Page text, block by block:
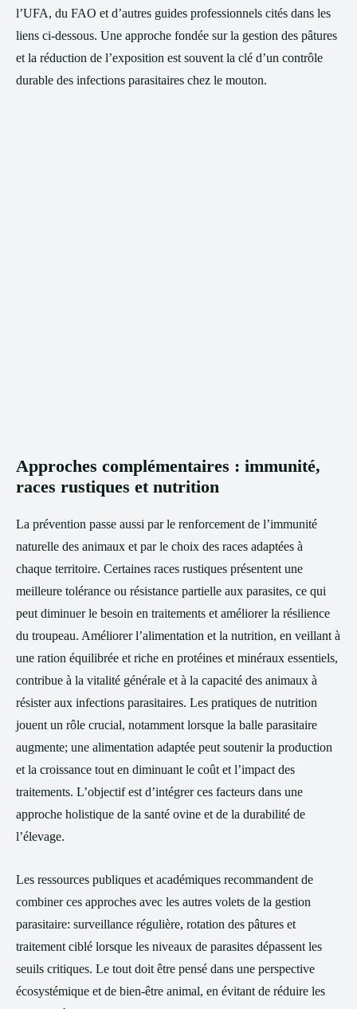
l’UFA, du FAO et d’autres guides professionnels cités dans les
liens ci-dessous. Une approche fondée sur la gestion des pâtures
et la réduction de l’exposition est souvent la clé d’un contrôle
durable des infections parasitaires chez le mouton.
Approches complémentaires : immunité,
races rustiques et nutrition
La prévention passe aussi par le renforcement de l’immunité
naturelle des animaux et par le choix des races adaptées à
chaque territoire. Certaines races rustiques présentent une
meilleure tolérance ou résistance partielle aux parasites, ce qui
peut diminuer le besoin en traitements et améliorer la résilience
du troupeau. Améliorer l’alimentation et la nutrition, en veillant à
une ration équilibrée et riche en protéines et minéraux essentiels,
contribue à la vitalité générale et à la capacité des animaux à
résister aux infections parasitaires. Les pratiques de nutrition
jouent un rôle crucial, notamment lorsque la balle parasitaire
augmente; une alimentation adaptée peut soutenir la production
et la croissance tout en diminuant le coût et l’impact des
traitements. L’objectif est d’intégrer ces facteurs dans une
approche holistique de la santé ovine et de la durabilité de
l’élevage.
Les ressources publiques et académiques recommandent de
combiner ces approches avec les autres volets de la gestion
parasitaire: surveillance régulière, rotation des pâtures et
traitement ciblé lorsque les niveaux de parasites dépassent les
seuils critiques. Le tout doit être pensé dans une perspective
écosystémique et de bien-être animal, en évitant de réduire les